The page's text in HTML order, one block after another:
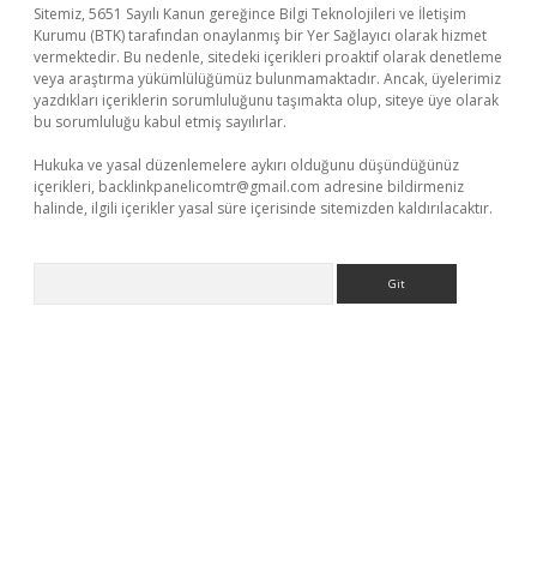
Sitemiz, 5651 Sayılı Kanun gereğince Bilgi Teknolojileri ve İletişim
Kurumu (BTK) tarafından onaylanmış bir Yer Sağlayıcı olarak hizmet
vermektedir. Bu nedenle, sitedeki içerikleri proaktif olarak denetleme
veya araştırma yükümlülüğümüz bulunmamaktadır. Ancak, üyelerimiz
yazdıkları içeriklerin sorumluluğunu taşımakta olup, siteye üye olarak
bu sorumluluğu kabul etmiş sayılırlar.
Hukuka ve yasal düzenlemelere aykırı olduğunu düşündüğünüz
içerikleri, backlinkpanelicomtr@gmail.com adresine bildirmeniz
halinde, ilgili içerikler yasal süre içerisinde sitemizden kaldırılacaktır.